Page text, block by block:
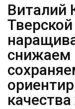
Виталий
снижаем